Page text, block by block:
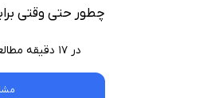
چطور حتی وقتی
در ۱۷ دقیقه مطالعه کنید